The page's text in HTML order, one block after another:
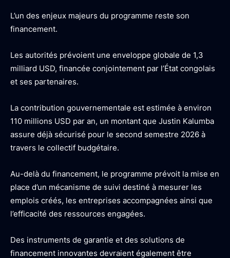
L’un des enjeux majeurs du programme reste son
financement.
Les autorités prévoient une enveloppe globale de 1,3
milliard USD, financée conjointement par l’État congolais
et ses partenaires.
La contribution gouvernementale est estimée à environ
110 millions USD par an, un montant que Justin Kalumba
assure déjà sécurisé pour le second semestre 2026 à
travers le collectif budgétaire.
Au-delà du financement, le programme prévoit la mise en
place d’un mécanisme de suivi destiné à mesurer les
emplois créés, les entreprises accompagnées ainsi que
l’efficacité des ressources engagées.
Des instruments de garantie et des solutions de
financement innovantes devraient également être